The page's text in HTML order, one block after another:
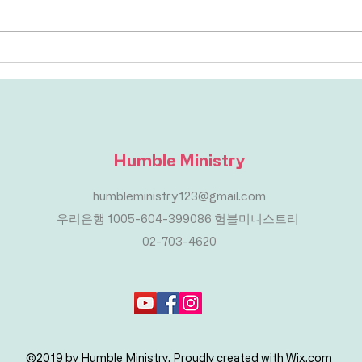
Share Message 175-178 (빌립보
서)
Humble Ministry
humbleministry123@gmail.com
​우리은행 1005-604-399086 험블미니스트리
02-703-4620
©2019 by Humble Ministry. Proudly created with Wix.com